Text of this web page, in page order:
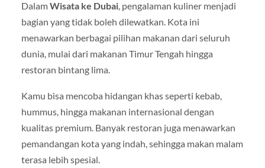
DalamWisata ke Dubai, pengalaman kuliner menjadi
bagian yang tidak boleh dilewatkan. Kota ini
menawarkan berbagai pilihan makanan dari seluruh
dunia, mulai dari makanan Timur Tengah hingga
restoran bintang lima.
Kamu bisa mencoba hidangan khas seperti kebab,
hummus, hingga makanan internasional dengan
kualitas premium. Banyak restoran juga menawarkan
pemandangan kota yang indah, sehingga makan malam
terasa lebih spesial.